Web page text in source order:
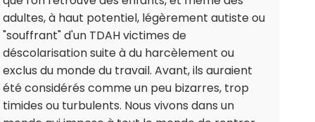
adultes, à haut potentiel, légèrement autiste ou
"souffrant" d'un TDAH victimes de
déscolarisation suite à du harcèlement ou
exclus du monde du travail. Avant, ils auraient
été considérés comme un peu bizarres, trop
timides ou turbulents. Nous vivons dans un